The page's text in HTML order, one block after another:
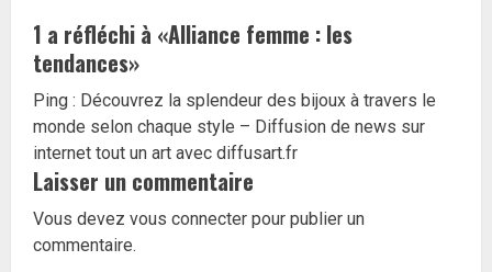
1 a réfléchi à «Alliance femme : les
tendances»
Ping : Découvrez la splendeur des bijoux à travers le
monde selon chaque style – Diffusion de news sur
internet tout un art avec diffusart.fr
Laisser un commentaire
Vous devez vous connecter pour publier un
commentaire.